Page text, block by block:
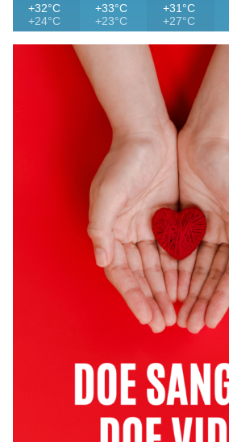
+32°C
+24°C
+33°C
+23°C
+31°C
+27°C